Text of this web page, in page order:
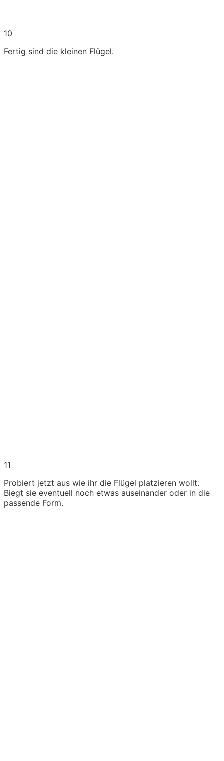
10
Fertig sind die kleinen Flügel.
11
Probiert jetzt aus wie ihr die Flügel platzieren wollt.
Biegt sie eventuell noch etwas auseinander oder in die
passende Form.